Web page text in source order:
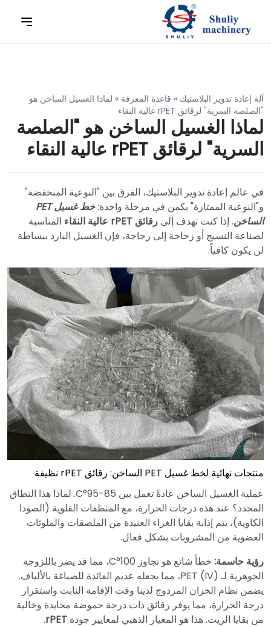
آلة إعادة تدوير البلاستيك » قاعدة المعرفة » لماذا الغسيل الساخن هو
"الصلصة السرية" لرقائق rPET عالية النقاء
لماذا الغسيل الساخن هو "الصلصة
السرية" لرقائق rPET عالية النقاء
في عالم إعادة تدوير البلاستيك، الفرق بين "النوعية المنخفضة"
و"النوعية الممتازة" يكمن في مرحلة واحدة:
خط غسيل PET
الساخن. إذا كنت تهدف إلى رقائق rPET عالية النقاء
المناسبة
لصناعة النسيج أو زجاجة إلى زجاجة، فإن الغسيل البارد ببساطة
لن يكون كافياً.
منتجات نهائية لخط غسيل PET الساخن: رقائق rPET نظيفة
عملية الغسيل الساخن عادةً تعمل بين 85-95°C. لماذا هذا النطاق
المحدد؟ عند هذه درجات الحرارة، مع المنظفات القلوية (الصودا
الكاوية)، يتم إذابة بقايا الغراء العنيدة من الملصقات والملوثات
العضوية من المشروبات بشكل فعال.
رؤية حاسمة:
خطأ شائع هو تجاوز 100°C، مما قد يضر باللزوجة
الجوهرية لـ PET (IV)، مما يجعله عديم الفائدة للصباغة بالألياف.
يضمن نظام الخزان المزدوج لدينا وقت الإقامة الثابت واستقرار
درجة الحرارة، مما يوفر رقائق ذات درجة حموضة محايدة وخالية
من بقايا الزيت. هذا هو المعيار الذهبي لمعايير جودة rPET
.